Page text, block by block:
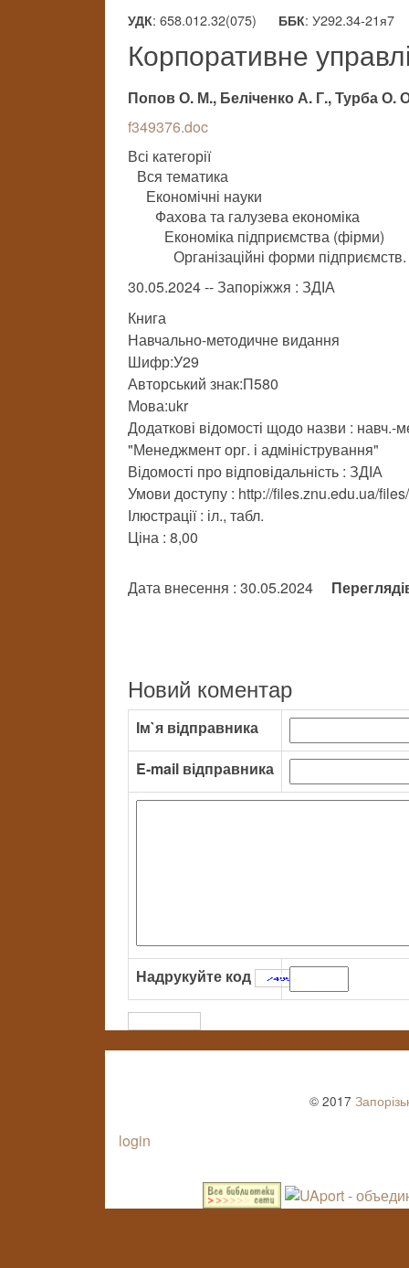
УДК: 658.012.32(075) ББК: У292.34-21я7
Корпоративне
Попов О. М., Беліченко А. Г., Турба О.
f349376.doc
Всі категорії
Вся тематика
Економічні науки
Фахова та галузева економіка
Економіка підприємства (фірми)
Організаційні форми
30.05.2024 -- Запоріжжя : ЗДІА
Книга
Навчально-методичне видання
Шифр:У29
Авторський знак:П580
Мова:ukr
Додаткові відомості щодо назви : навч.-
"Менеджмент орг. і адміністрування"
Відомості про відповідальність : ЗДІА
Умови доступу : http://files.znu.edu.ua/
Ілюстрації : іл., табл.
Ціна : 8,00
Дата внесення : 30.05.2024
Новий коментар
Ім`я відправника
E-mail відправника
Надрукуйте код
© 2017
login